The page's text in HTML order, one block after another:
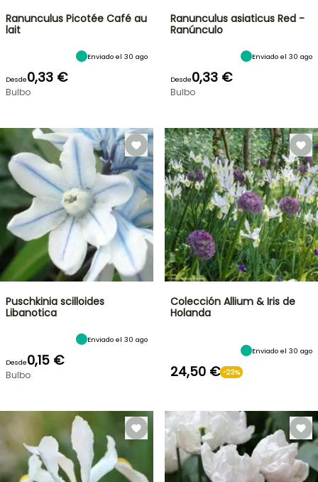
Ranunculus Picotée Café au
lait
Enviado el 30 ago
Desde0,33 €
Bulbo
Ranunculus asiaticus Red -
Ranúnculo
Enviado el 30 ago
Desde0,33 €
Bulbo
Puschkinia scilloides
Libanotica
Enviado el 30 ago
Desde0,15 €
Bulbo
Colección Allium & Iris de
Holanda
Enviado el 30 ago
24,50 € -23%